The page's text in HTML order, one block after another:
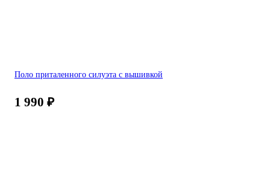
Поло приталенного силуэта с вышивкой
1 990 ₽